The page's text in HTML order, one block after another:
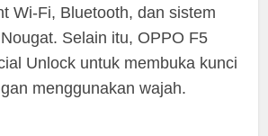
Wi-Fi, Bluetooth, dan sistem
Selain itu, OPPO F5
Unlock untuk membuka kunci
menggunakan wajah.